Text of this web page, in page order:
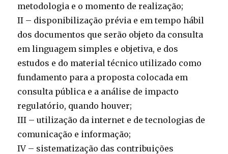
metodologia e o momento de realização;
II – disponibilização prévia e em tempo hábil
dos documentos que serão objeto da consulta
em linguagem simples e objetiva, e dos
estudos e do material técnico utilizado como
fundamento para a proposta colocada em
consulta pública e a análise de impacto
regulatório, quando houver;
III – utilização da internet e de tecnologias de
comunicação e informação;
IV – sistematização das contribuições